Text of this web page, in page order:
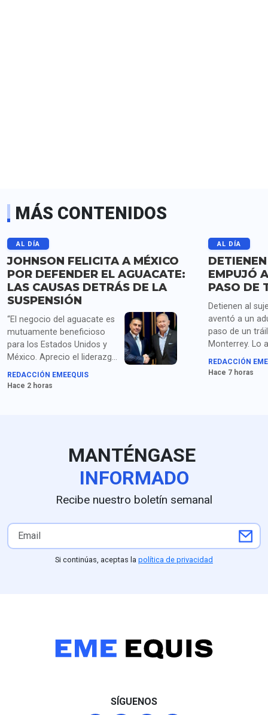
MÁS CONTENIDOS
AL DÍA
JOHNSON FELICITA A MÉXICO
POR DEFENDER EL AGUACATE:
LAS CAUSAS DETRÁS DE LA
SUSPENSIÓN
“El negocio del aguacate es
mutuamente beneficioso
para los Estados Unidos y
México. Aprecio el liderazgo
de la presidenta Sheinbaum
y los compromisos de
principal obstáculo.
REDACCIÓN EMEEQUIS
Hace 2 horas
AL DÍA
EMPUJÓ
PASO DE
Detienen al
aventó a un
paso de un
Monterrey. Lo
homicidio y
droga.
REDACCIÓN
Hace 7 horas
MANTÉNGASE
INFORMADO
Recibe nuestro boletín semanal
Si continúas, aceptas la política de privacidad
SÍGUENOS